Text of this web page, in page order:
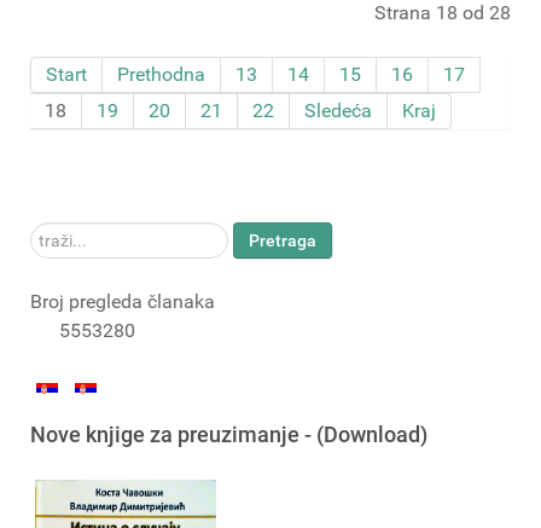
Strana 18 od 28
Start Prethodna 13 14 15 16
17
18
19 20 21 22 Sledeća Kraj
traži... Pretraga
Broj pregleda članaka
5553280
Nove knjige za preuzimanje - (Download)